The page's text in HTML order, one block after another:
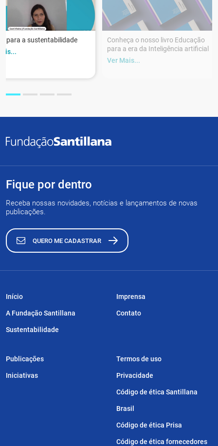
para a sustentabilidade
Conheça o nosso livro Educação
para a era da Inteligência artificial
Ver Mais...
Fique por dentro
Receba nossas novidades, notícias e lançamentos de novas
publicações.
QUERO ME CADASTRAR
Início
A Fundação Santillana
Sustentabilidade
Publicações
Iniciativas
Imprensa
Contato
Termos de uso
Privacidade
Código de ética Santillana
Brasil
Código de ética Prisa
Código de ética fornecedores